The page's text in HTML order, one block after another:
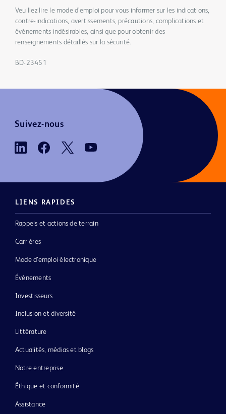
Veuillez lire le mode d’emploi pour vous informer sur les indications,
contre-indications, avertissements, précautions, complications et
événements indésirables, ainsi que pour obtenir des
renseignements détaillés sur la sécurité.
BD-23451
Suivez-nous
LIENS RAPIDES
Rappels et actions de terrain
Carrières
Mode d’emploi électronique
Événements
Investisseurs
Inclusion et diversité
Littérature
Actualités, médias et blogs
Notre entreprise
Éthique et conformité
Assistance